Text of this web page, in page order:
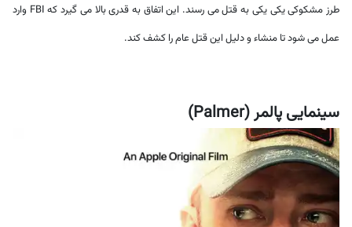
طرز مشکوکی یکی یکی به قتل می رسند. این اتفاق به قدری بالا می گیرد که FBI وارد
عمل می شود تا منشاء و دلیل این قتل عام را کشف کند.
سینمایی پالمر (Palmer)